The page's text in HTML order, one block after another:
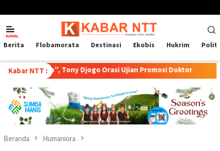
Mobile
Berita Flobamorata Destinasi Ekobis Hukrim
Kabar NTT :
Tony Djogo Orasi Ujian Promosi Doktor Transformasi
Beranda Humaniora